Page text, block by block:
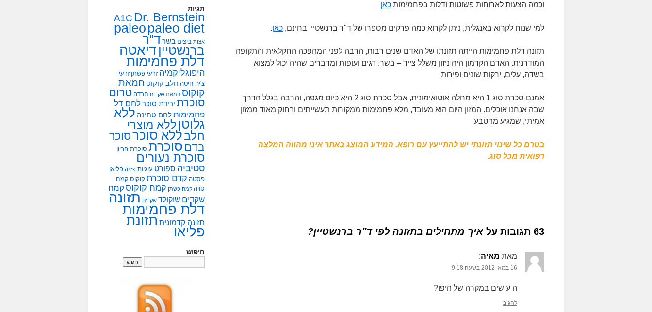
וכמה הצעות לארוחות פשוטות ודלות בפחמימות כאן
למי שנוח לקרוא באנגלית, ניתן לקרוא כמה פרקים מספרו של ד"ר ברנשטיין בחינם, כאן.
תזונה דלת פחמימות הייתה תזונתו של האדם שנים רבות, הרבה לפני המהפכה החקלאית והתקופה
המודרנית. האדם הקדמון היה ניזון משלל צייד – בשר, דגים ועופות ומדברים שהיה יכול למצוא
בשדה, עלים, ירקות שונים ופירות.
אמנם סכרת סוג 1 היא מחלה אוטואימונית, אבל סכרת סוג 2 היא כיום מגפה, והרבה בגלל הדרך
שבה אנחנו אוכלים. המזון היום הוא מעובד, מלא פחמימות ממקורות תעשייתים ורחוק מאוד ממזון
אמיתי, שמגיע מהטבע.
בטרם כל שינוי תזונתי יש להתייעץ עם רופא. המידע המוצג באתר אינו מהווה המלצה
רפואית מכל סוג.
63 תגובות על איך מתחילים בתזונה לפי ד"ר ברנשטיין?
מאת מאיה‏:
16 במאי 2012 בשעה 9:18
ה עושים במקרה של היפו?
להגיב
תגיות
A1C Dr. Bernstein
paleopaleo diet
אצות ביצים בשרד"ר
ברנשטיין דיאטה
דלת פחמימות
היפוגליקמיה זרעי פשתן זרעי
צ'יה חיטה חלב קוקוס חמאת
קוקוס חמאת שקדים חרדה טרום
סוכרת ירידת סוכרלחם דל
פחמימותלחם טחינה ללא
גלוטן ללא מוצרי
חלבללא סוכרסוכר
בדם סוכרת סוכרת הריון
סוכרת נעורים
סטיביה ספורט עוגיות פיצה פליאו
פסטה קדם סוכרת קוקוס קמח
סויה קמח פשתן קמח קוקוס קמח
שקדים שוקולד שקדים תזונה
דלת פחמימות
תזונה קדמונית תזונת
פליאו
חיפוש